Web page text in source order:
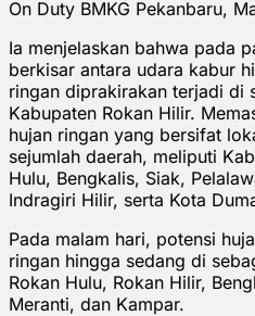
On Duty BMKG Pekanbaru,
Ia menjelaskan bahwa pada
berkisar antara udara kabur
ringan diprakirakan terjadi di
Kabupaten Rokan Hilir.
hujan ringan yang bersifat
sejumlah daerah, meliputi
Hulu, Bengkalis, Siak,
Indragiri Hilir, serta Kota
Pada malam hari, potensi
ringan hingga sedang di
Rokan Hulu, Rokan Hilir,
Meranti, dan Kampar.